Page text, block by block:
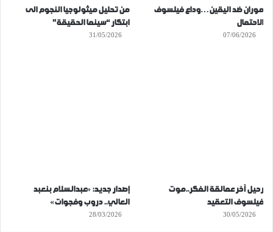
موران ضد اليقين…وداع فيلسوف
الاحتمال
07/06/2026
من تحليل ميثولوجيا النجوم الى
ابتكار “سينما الحقيقة”
31/05/2026
رحيل آخر عمالقة الفكر..موت
فيلسوف التعقيد
30/05/2026
إصدار جديد: «عبدالسلام بنعبد
العالي.. دروب وفجوات»
28/03/2026